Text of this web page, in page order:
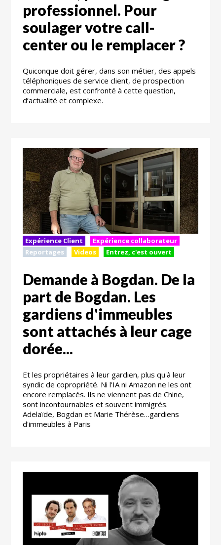
professionnel. Pour
soulager votre call-
center ou le remplacer ?
Quiconque doit gérer, dans son métier, des appels
téléphoniques de service client, de prospection
commerciale, est confronté à cette question,
d’actualité et complexe.
Expérience Client
Expérience collaborateur
Reportages
Videos Entrez, c'est ouvert
Demande à Bogdan. De la
part de Bogdan. Les
gardiens d'immeubles
sont attachés à leur cage
dorée...
Et les propriétaires à leur gardien, plus qu'à leur
syndic de copropriété. Ni l'IA ni Amazon ne les ont
encore remplacés. Ils ne viennent pas de Chine,
sont incontournables et souvent immigrés.
Adelaïde, Bogdan et Marie Thérèse…gardiens
d'immeubles à Paris